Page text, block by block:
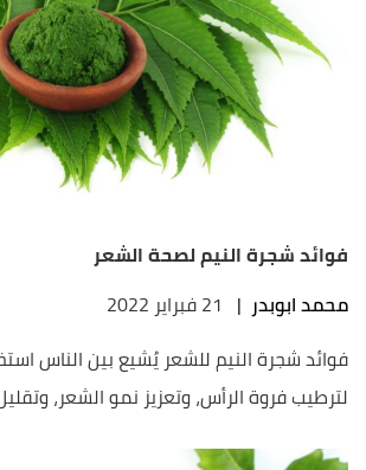
فوائد شجرة النيم لصحة الشعر
محمد ابوبدر | 21 فبراير 2022
فوائد شجرة النيم للشعر يُشيع بين الناس
لترطيب فروة الرأس، وتعزيز نمو الشعر،